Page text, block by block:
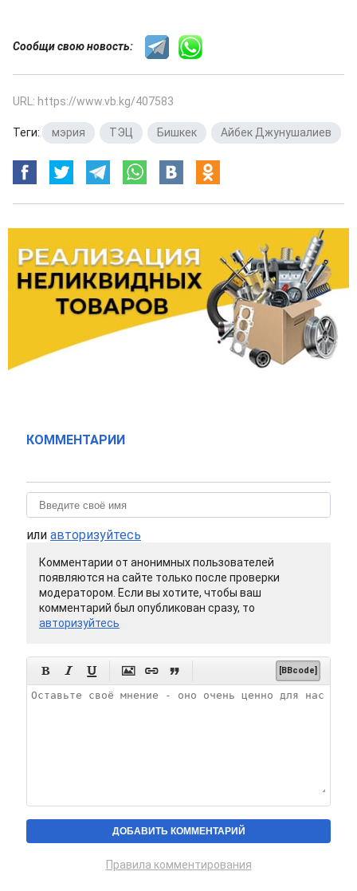
Сообщи свою новость:
URL: https://www.vb.kg/407583
Теги: мэрия ТЭЦ Бишкек Айбек Джунушалиев
КОММЕНТАРИИ
или авторизуйтесь
Комментарии от анонимных пользователей
появляются на сайте только после проверки
модератором. Если вы хотите, чтобы ваш
комментарий был опубликован сразу, то
авторизуйтесь
      [BBcode]
Правила комментирования